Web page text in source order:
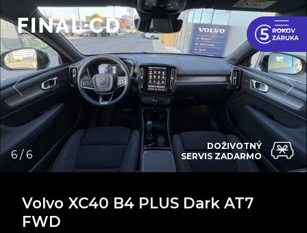
Volvo XC40 B4 PLUS Dark AT7
FWD
DOŽIVOTNÝ
SERVIS ZADARMO